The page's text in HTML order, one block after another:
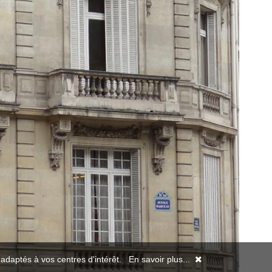
adaptés à vos centres d'intérêt.En savoir plus...